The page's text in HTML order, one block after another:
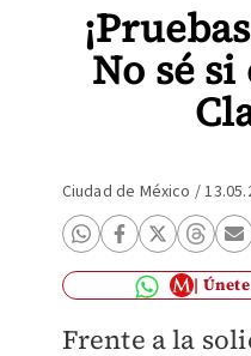
No sé
Ciudad de México /
Frente a la